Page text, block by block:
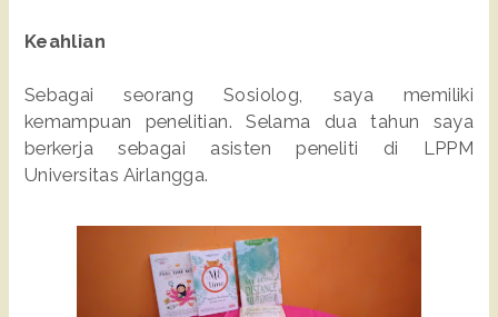
Keahlian
Sebagai seorang Sosiolog, saya memiliki
kemampuan penelitian. Selama dua tahun saya
berkerja sebagai asisten peneliti di LPPM
Universitas Airlangga.